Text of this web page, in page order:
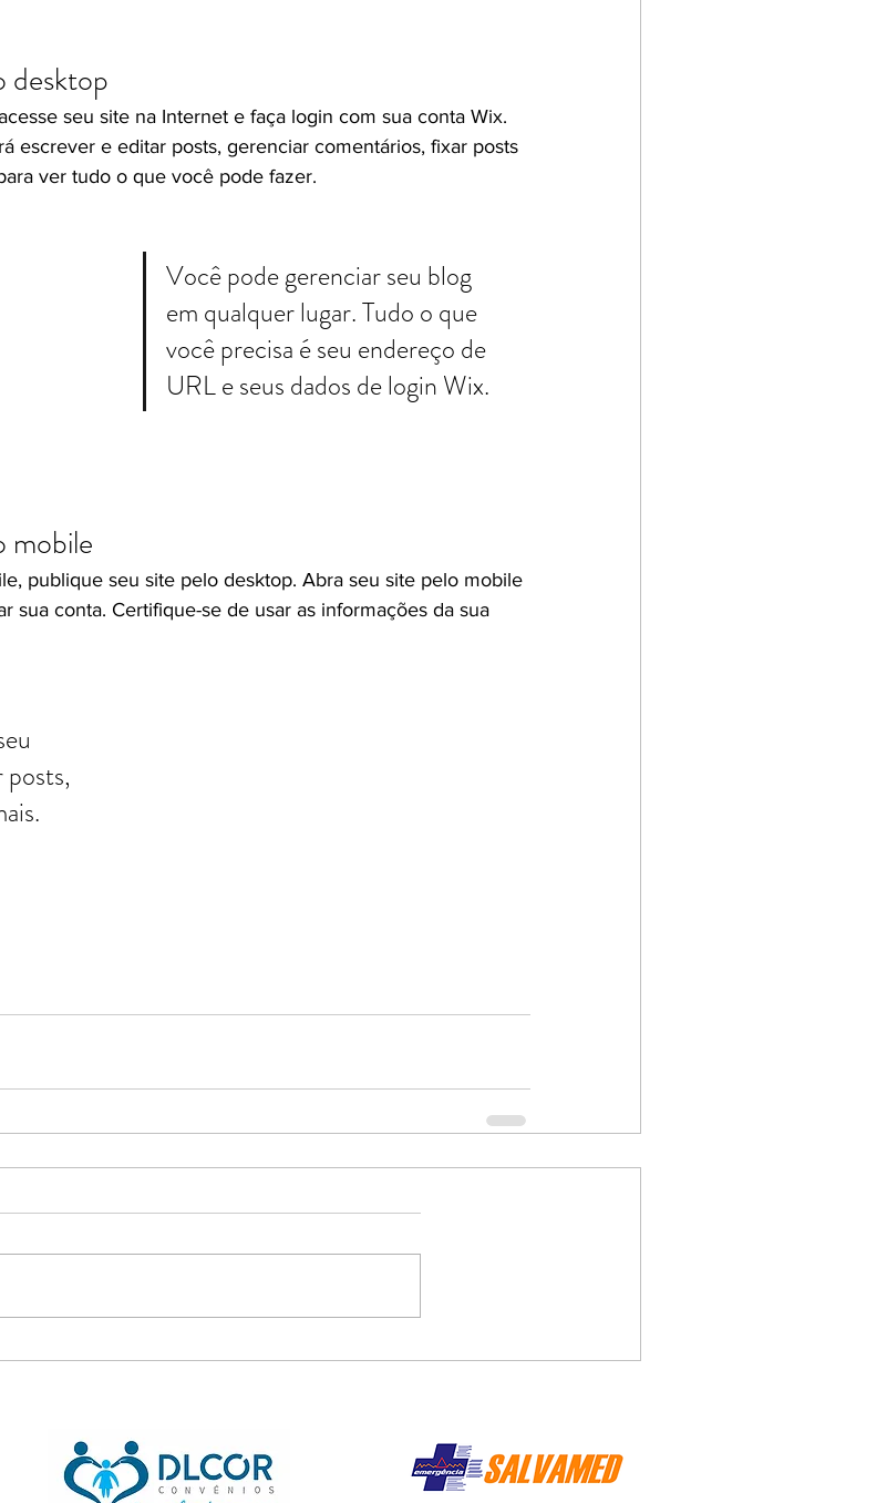
desktop
seu site na Internet e faça login com sua conta Wix.
escrever e editar posts, gerenciar comentários, fixar posts
ver tudo o que você pode fazer.
Você pode gerenciar seu blog
em qualquer lugar. Tudo o que
você precisa é seu endereço de
URL e seus dados de login Wix.
mobile
publique seu site pelo desktop. Abra seu site pelo mobile
sua conta. Certifique-se de usar as informações da sua